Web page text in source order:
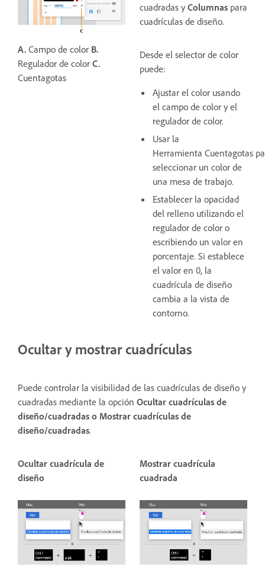
A. Campo de color B.
Regulador de color C.
Cuentagotas
cuadradas y Columnas para
cuadrículas de diseño.
Desde el selector de color
puede:
Ajustar el color usando
el campo de color y el
regulador de color.
Usar la
Herramienta Cuentagotas
seleccionar un color de
una mesa de trabajo.
Establecer la opacidad
del relleno utilizando el
regulador de color o
escribiendo un valor en
porcentaje. Si establece
el valor en 0, la
cuadrícula de diseño
cambia a la vista de
contorno.
Ocultar y mostrar cuadrículas
Puede controlar la visibilidad de las cuadrículas de diseño y
cuadradas mediante la opción Ocultar cuadrículas de
diseño/cuadradas o Mostrar cuadrículas de
diseño/cuadradas.
Ocultar cuadrícula de
diseño
Mostrar cuadrícula
cuadrada